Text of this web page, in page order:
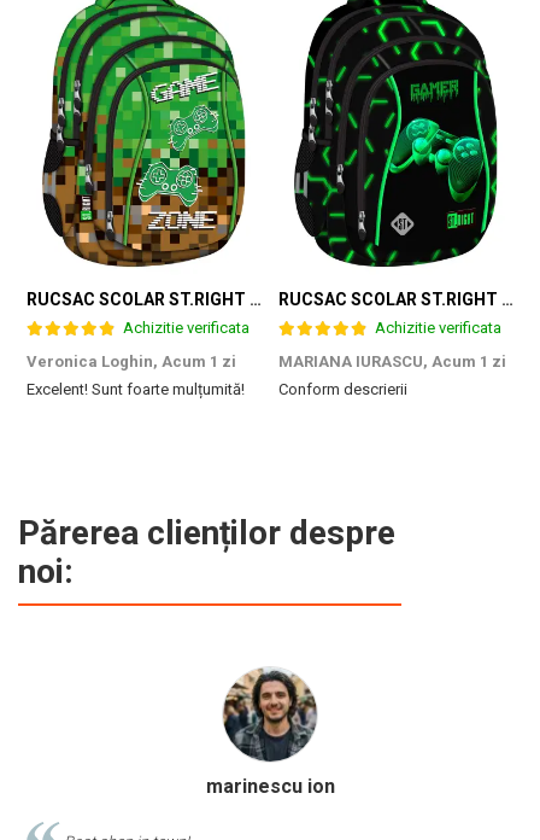
RUCSAC SCOLAR ST.RIGHT 4 COMPARTIMENTE BP-04 GAME ZONE 698187
Achizitie verificata
Veronica Loghin, Acum 1 zi
Excelent! Sunt foarte mulțumită!
RUCSAC SCOLAR ST.RIGHT 4 COMPARTIMENTE BP-04 GREEN LEVEL 301339
Achizitie verificata
MARIANA IURASCU, Acum 1 zi
Conform descrierii
Părerea clienților despre
noi:
Calinescu Matei